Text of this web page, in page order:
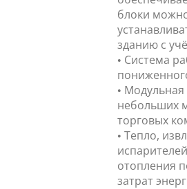
блоки
зданию с
• Система
• Модульная
небольших
торговых
• Тепло,
отопления
затрат